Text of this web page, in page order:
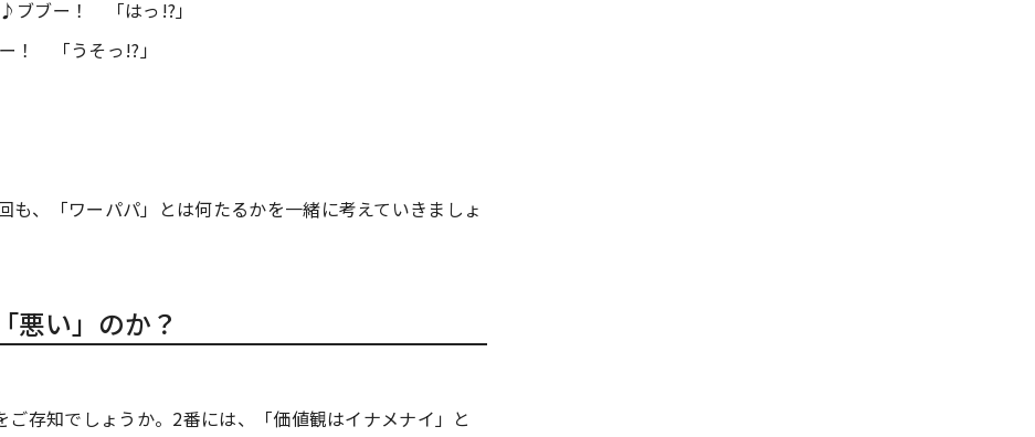
ブー！ 「はっ!?」
！ 「うそっ!?」
も、「ワーパパ」とは何たるかを一緒に考えていきましょ
悪い」のか？
存知でしょうか。2番には、「価値観はイナメナイ」と